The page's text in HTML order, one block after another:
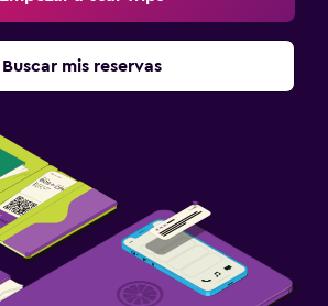
Buscar mis reservas